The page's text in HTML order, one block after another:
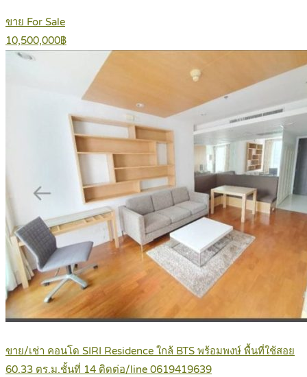
ขาย For Sale
10,500,000฿
ขาย/เช่า คอนโด SIRI Residence ใกล้ BTS พร้อมพงษ์ พื้นที่ใช้สอย
60.33 ตร.ม.ชั้นที่ 14 ติดต่อ/line 0619419639